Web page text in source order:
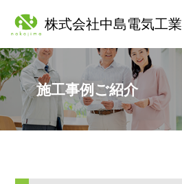
株式会社中島電気工業
施工事例ご紹介